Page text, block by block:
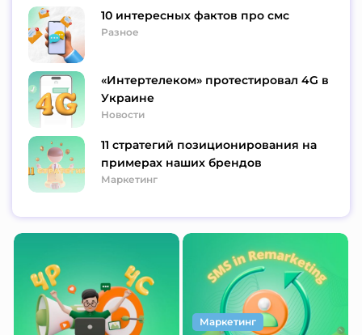
10 интересных фактов про смс
Разное
«Интертелеком» протестировал 4G в
Украине
Новости
11 стратегий позиционирования на
примерах наших брендов
Маркетинг
Маркетинг